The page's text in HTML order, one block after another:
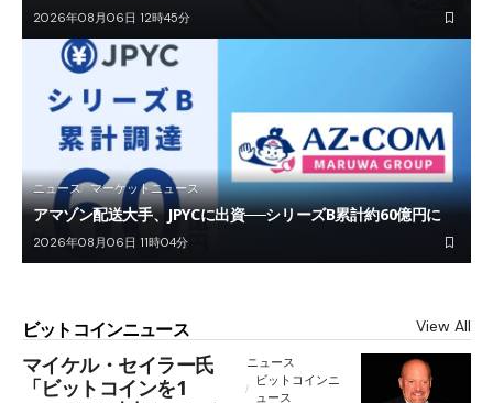
2026年08月06日 12時45分
ニュース マーケットニュース
アマゾン配送大手、JPYCに出資──シリーズB累計約60億円に
2026年08月06日 11時04分
ビットコインニュース View All
マイケル・セイラー氏
「ビットコインを1
ニュース
ビットコインニ
ュース